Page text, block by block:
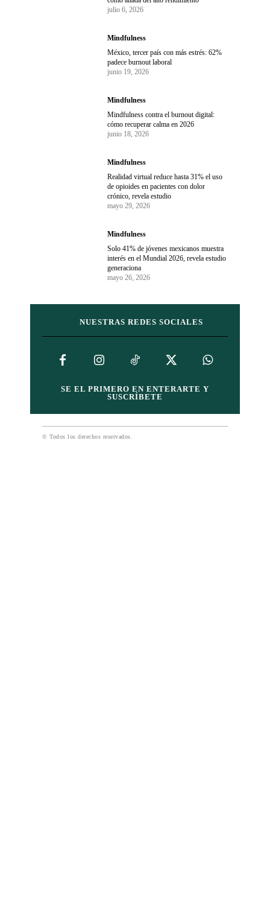
julio 6, 2026
Mindfulness
México, tercer país con más estrés: 62%
padece burnout laboral
junio 19, 2026
Mindfulness
Mindfulness contra el burnout digital:
cómo recuperar calma en 2026
junio 18, 2026
Mindfulness
Realidad virtual reduce hasta 31% el uso
de opioides en pacientes con dolor
crónico, revela estudio
mayo 29, 2026
Mindfulness
Solo 41% de jóvenes mexicanos muestra
interés en el Mundial 2026, revela estudio
generaciona
mayo 26, 2026
NUESTRAS REDES SOCIALES
SE EL PRIMERO EN ENTERARTE Y
SUSCRÍBETE
© Todos los derechos reservados.